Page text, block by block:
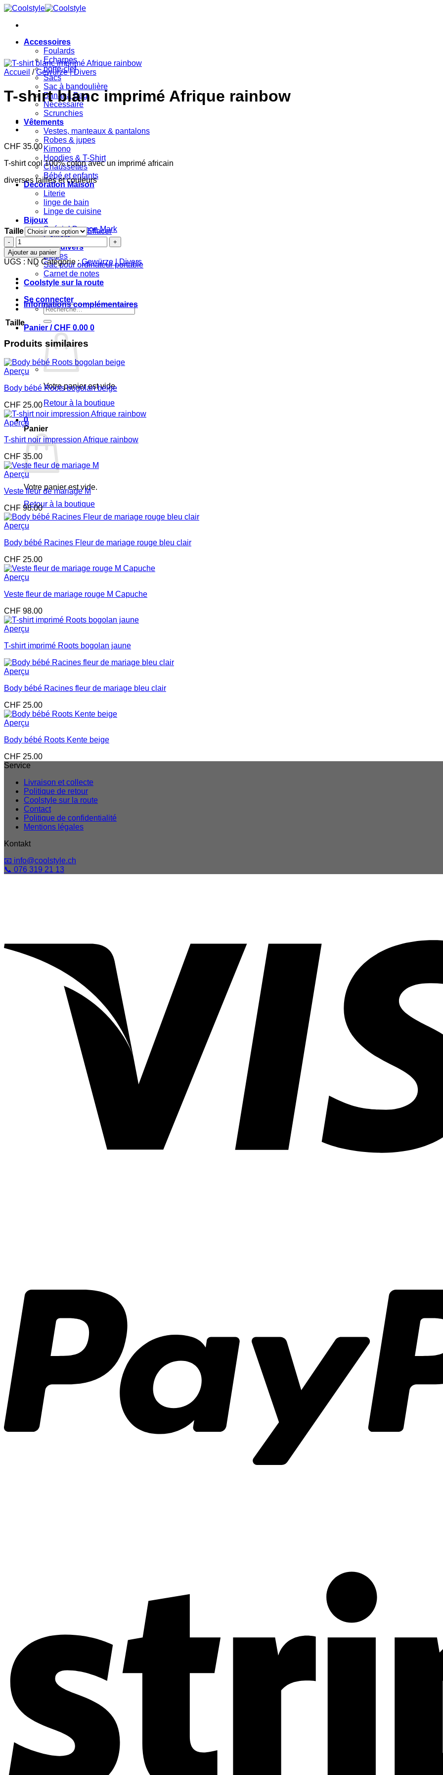
Passer
contenu
Accessoires
Foulards
Echarpes
porte-clef
Sacs
Sac à bandoulière
Banana Bag
Necessaire
Scrunchies
Vêtements
Vestes, manteaux & pantalons
Robes & jupes
Kimono
Hoodies & T-Shirt
Chaussettes
Bébé et enfants
Decoration Maison
Literie
linge de bain
Linge de cuisine
Bijoux
Spécial Damon Mark
Colliers
Epices et divers
Epices
Sac pour ordinateur portable
Carnet de notes
Coolstyle sur la route
Se connecter
Recherche
pour :
Panier /CHF 0.00 0
Votre panier est vide.
Retour à la boutique
0
Panier
Votre panier est vide.
Retour à la boutique
Accueil / Gewürze | Divers
T-shirt blanc imprimé Afrique rainbow
CHF 35.00
T-shirt cool 100% coton avec un imprimé africain
diverses tailles et couleurs
Taille
Effacer
quantité
de
T-
shirt
blanc
imprimé
rainbow
Ajouter au panier
UGS : ND Catégorie :Gewürze | Divers
Informations complémentaires
Taille
Produits similaires
Aperçu
Body bébé Roots bogolan beige
CHF 25.00
Aperçu
T-shirt noir impression Afrique rainbow
CHF 35.00
Aperçu
Veste fleur de mariage M
CHF 98.00
Aperçu
Body bébé Racines Fleur de mariage rouge bleu clair
CHF 25.00
Aperçu
Veste fleur de mariage rouge M Capuche
CHF 98.00
Aperçu
T-shirt imprimé Roots bogolan jaune
Aperçu
Body bébé Racines fleur de mariage bleu clair
CHF 25.00
Aperçu
Body bébé Roots Kente beige
CHF 25.00
Service
Livraison et collecte
Politique de retour
Coolstyle sur la route
Contact
Politique de confidentialité
Mentions légales
Kontakt
📧 info@coolstyle.ch
📞 076 319 21 13